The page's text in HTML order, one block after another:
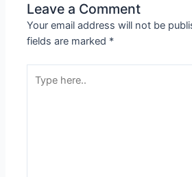
Leave a Comment
Your email address will not be
fields are marked *
here..